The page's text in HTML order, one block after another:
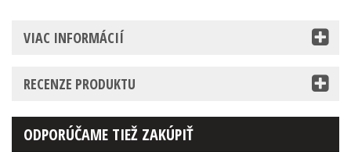
VIAC INFORMÁCIÍ
RECENZE PRODUKTU
ODPORÚČAME TIEŽ ZAKÚPIŤ